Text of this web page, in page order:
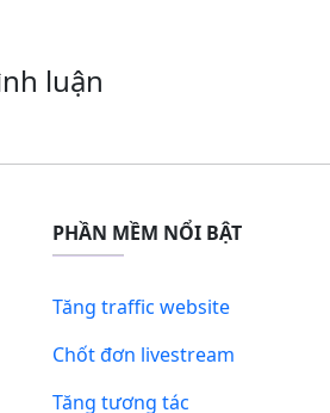
luận
PHẦN MỀM NỔI BẬT
Tăng traffic website
Chốt đơn livestream
Tăng tương tác